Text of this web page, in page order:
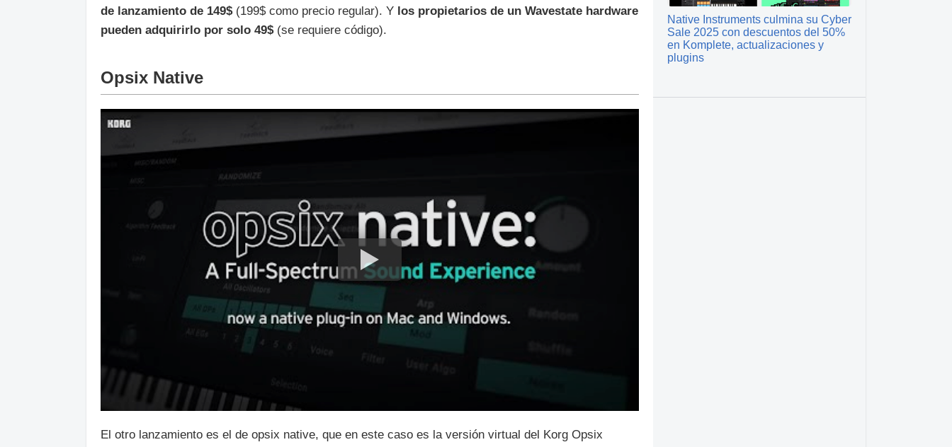
de lanzamiento de 149$(199$ como precio regular). Y los propietarios de un Wavestate hardware
pueden adquirirlo por solo 49$(se requiere código).
Opsix Native
El otro lanzamiento es el de opsix native, que en este caso es la versión virtual del Korg Opsix
Native Instruments culmina su Cyber
Sale 2025 con descuentos del 50%
en Komplete, actualizaciones y
plugins